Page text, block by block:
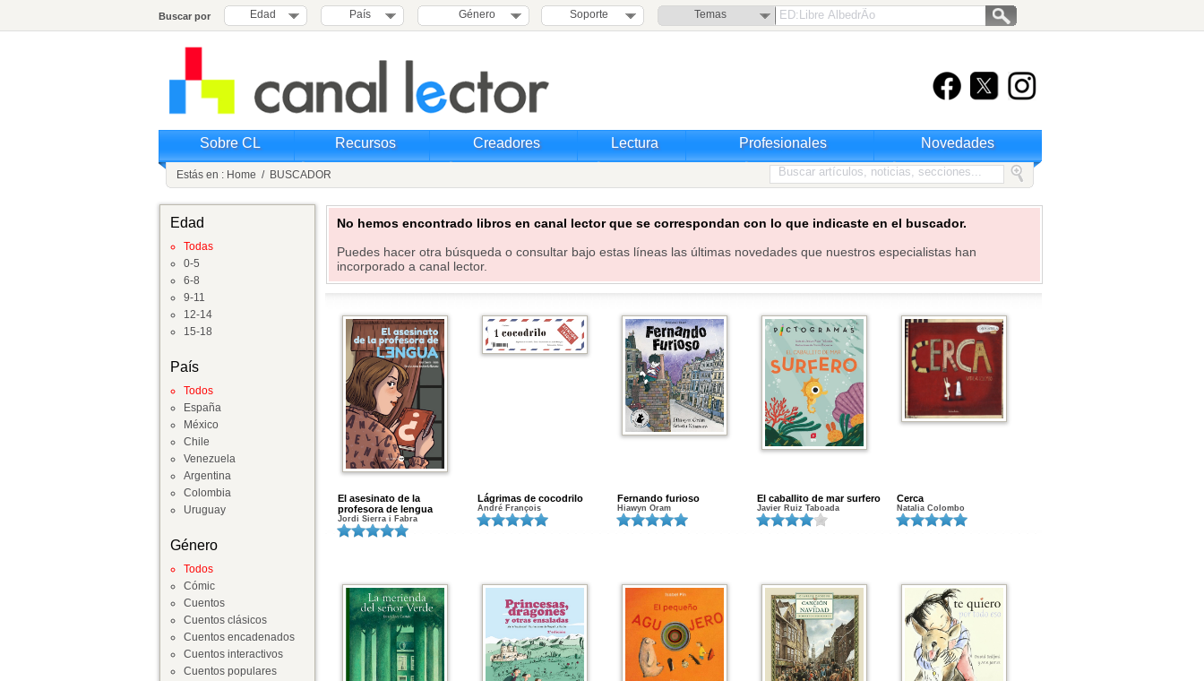
Buscar por Edad País Género Soporte Temas
Sobre CL Recursos Creadores Lectura Profesionales Novedades
Estás en : Home / BUSCADOR
Edad
Todas
0-5
6-8
9-11
12-14
15-18
País
Todos
España
México
Chile
Venezuela
Argentina
Colombia
Uruguay
Género
Todos
Cómic
Cuentos
Cuentos clásicos
Cuentos encadenados
Cuentos interactivos
Cuentos populares
No hemos encontrado libros en canal lector que se correspondan con lo que indicaste en el buscador.
Puedes hacer otra búsqueda o consultar bajo estas líneas las últimas novedades que nuestros especialistas han
incorporado a canal lector.
El asesinato de la
profesora de lengua
Jordi Sierra i Fabra
Lágrimas de cocodrilo
André François
Fernando furioso
Hiawyn Oram
El caballito de mar surfero
Javier Ruiz Taboada
Cerca
Natalia Colombo